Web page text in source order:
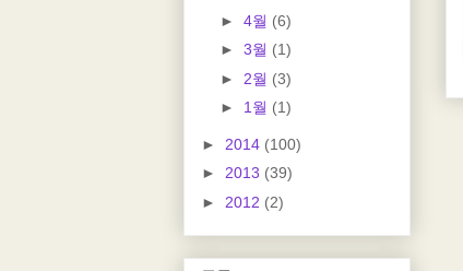
► 4월 (6)
► 3월 (1)
► 2월 (3)
► 1월 (1)
► 2014 (100)
► 2013 (39)
► 2012 (2)